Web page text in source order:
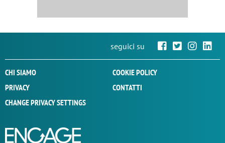
seguici su
CHI SIAMO
COOKIE POLICY
PRIVACY
CONTATTI
CHANGE PRIVACY SETTINGS